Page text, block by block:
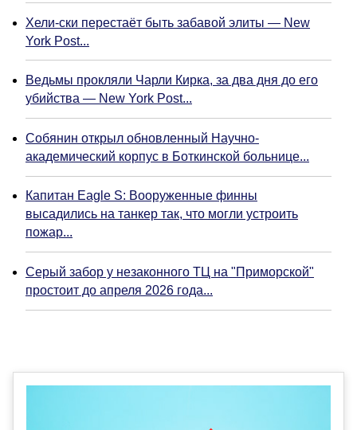
Хели-ски перестаёт быть забавой элиты — New
York Post...
Ведьмы прокляли Чарли Кирка, за два дня до его
убийства — New York Post...
Собянин открыл обновленный Научно-
академический корпус в Боткинской больнице...
Капитан Eagle S: Вооруженные финны
высадились на танкер так, что могли устроить
пожар...
Серый забор у незаконного ТЦ на "Приморской"
простоит до апреля 2026 года...